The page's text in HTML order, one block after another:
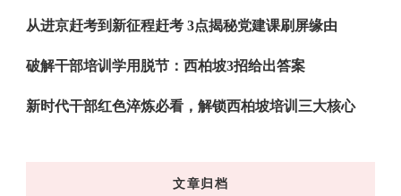
从进京赶考到新征程赶考 3点揭秘党建课刷屏缘由
破解干部培训学用脱节：西柏坡3招给出答案
新时代干部红色淬炼必看，解锁西柏坡培训三大核心
文章归档